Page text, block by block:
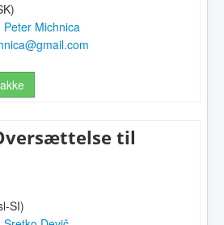
Peter Michnica
til
SI)